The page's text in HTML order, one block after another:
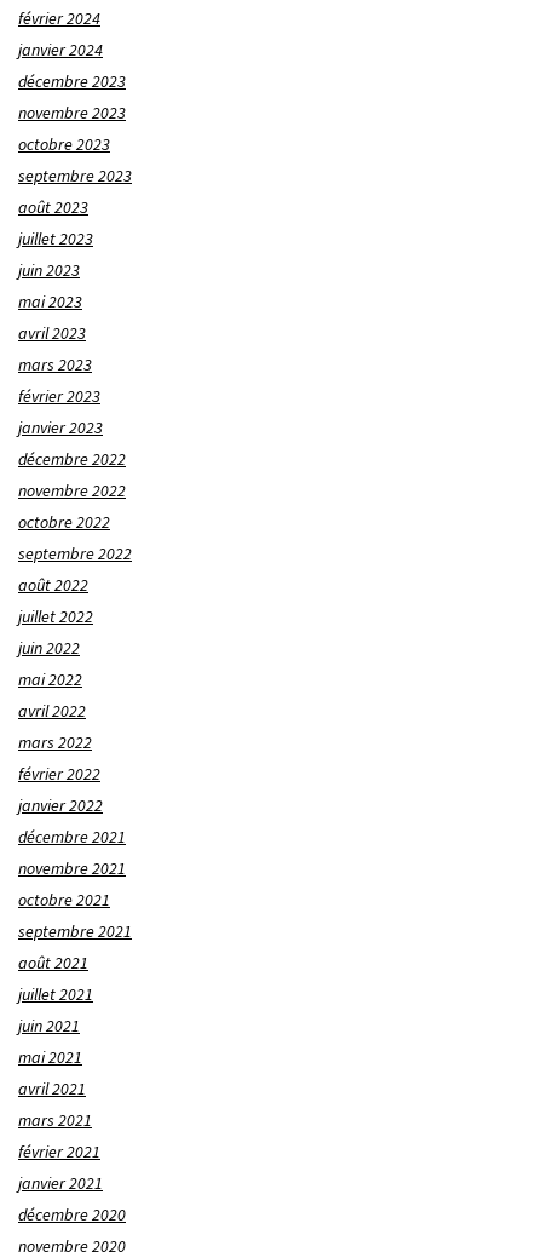
février 2024
janvier 2024
décembre 2023
novembre 2023
octobre 2023
septembre 2023
août 2023
juillet 2023
juin 2023
mai 2023
avril 2023
mars 2023
février 2023
janvier 2023
décembre 2022
novembre 2022
octobre 2022
septembre 2022
août 2022
juillet 2022
juin 2022
mai 2022
avril 2022
mars 2022
février 2022
janvier 2022
décembre 2021
novembre 2021
octobre 2021
septembre 2021
août 2021
juillet 2021
juin 2021
mai 2021
avril 2021
mars 2021
février 2021
janvier 2021
décembre 2020
novembre 2020